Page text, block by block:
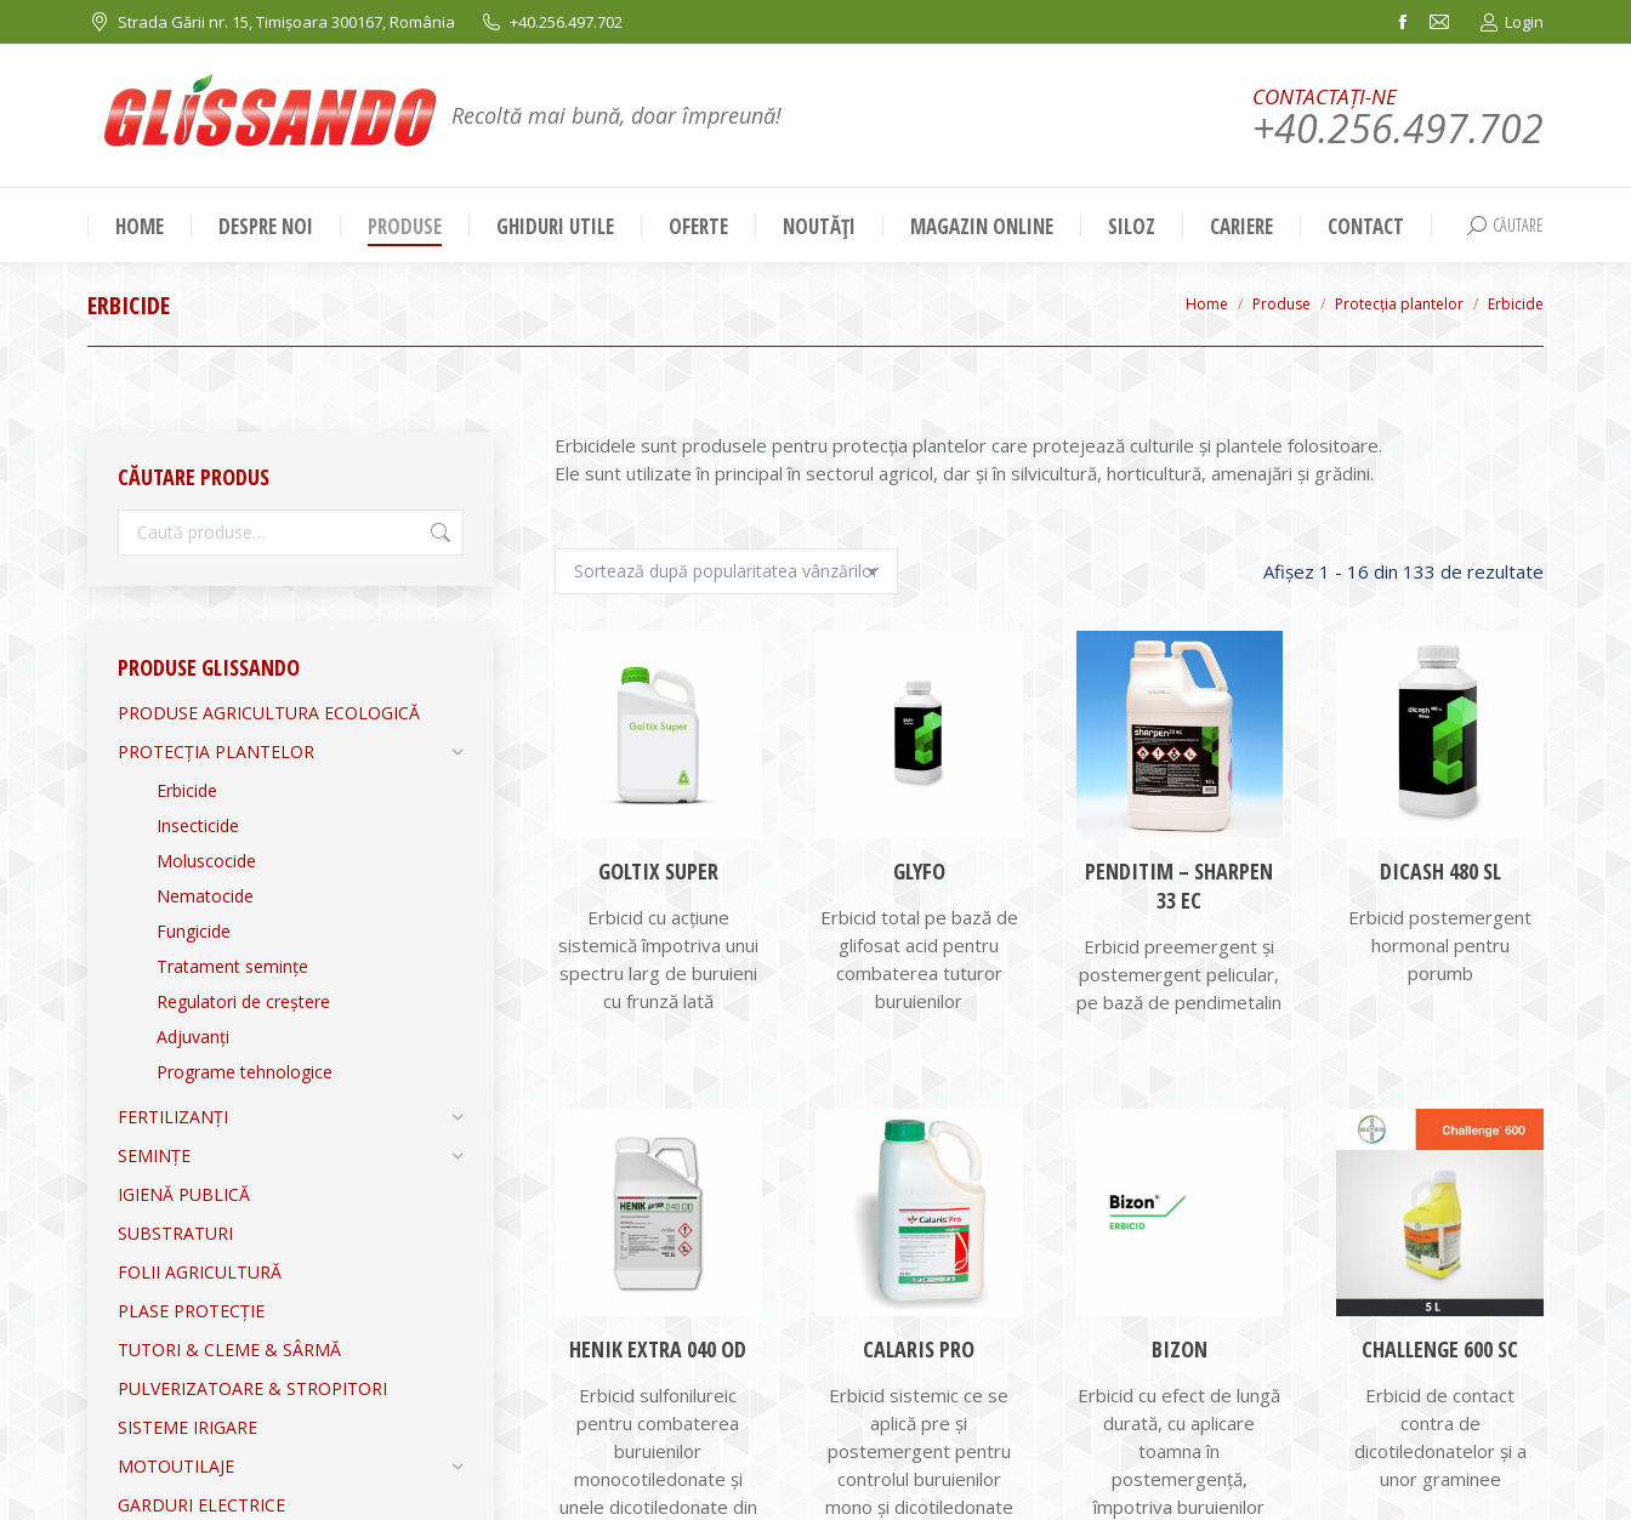
Strada Gării nr. 15, Timișoara 300167, România +40.256.497.702
Facebook
in
window
Mail
in
window
Login
Recoltă mai bună, doar împreună!
CONTACTAȚI-NE
+40.256.497.702
HOME DESPRE NOI PRODUSE GHIDURI UTILE OFERTE NOUTĂȚI MAGAZIN ONLINE SILOZ CARIERE CONTACT Search:
CĂUTARE
ERBICIDE You are here:
Home Produse Protecția plantelor Erbicide
Erbicidele sunt produsele pentru protecția plantelor care protejează culturile şi plantele folositoare.
Ele sunt utilizate în principal în sectorul agricol, dar și în silvicultură, horticultură, amenajări și grădini.
Afișez 1 - 16 din 133 de rezultate
GOLTIX SUPER
Erbicid cu acțiune
sistemică împotriva unui
spectru larg de buruieni
cu frunză lată
GLYFO
Erbicid total pe bază de
glifosat acid pentru
combaterea tuturor
buruienilor
PENDITIM – SHARPEN
33 EC
Erbicid preemergent şi
postemergent pelicular,
pe bază de pendimetalin
DICASH 480 SL
Erbicid postemergent
hormonal pentru
porumb
HENIK EXTRA 040 OD
Erbicid sulfonilureic
pentru combaterea
buruienilor
monocotiledonate și
unele dicotiledonate din
CALARIS PRO
Erbicid sistemic ce se
aplică pre și
postemergent pentru
controlul buruienilor
mono și dicotiledonate
BIZON
Erbicid cu efect de lungă
durată, cu aplicare
toamna în
postemergență,
împotriva buruienilor
CHALLENGE 600 SC
Erbicid de contact
contra de
dicotiledonatelor și a
unor graminee
CĂUTARE PRODUS
PRODUSE GLISSANDO
PRODUSE AGRICULTURA ECOLOGICĂ
PROTECȚIA PLANTELOR
Erbicide
Insecticide
Moluscocide
Nematocide
Fungicide
Tratament semințe
Regulatori de creștere
Adjuvanți
Programe tehnologice
FERTILIZANȚI
SEMINȚE
IGIENĂ PUBLICĂ
SUBSTRATURI
FOLII AGRICULTURĂ
PLASE PROTECȚIE
TUTORI & CLEME & SÂRMĂ
PULVERIZATOARE & STROPITORI
SISTEME IRIGARE
MOTOUTILAJE
GARDURI ELECTRICE